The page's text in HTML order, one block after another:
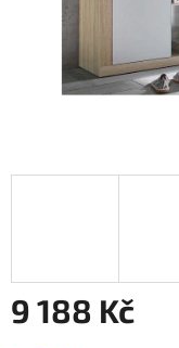
9 188 Kč